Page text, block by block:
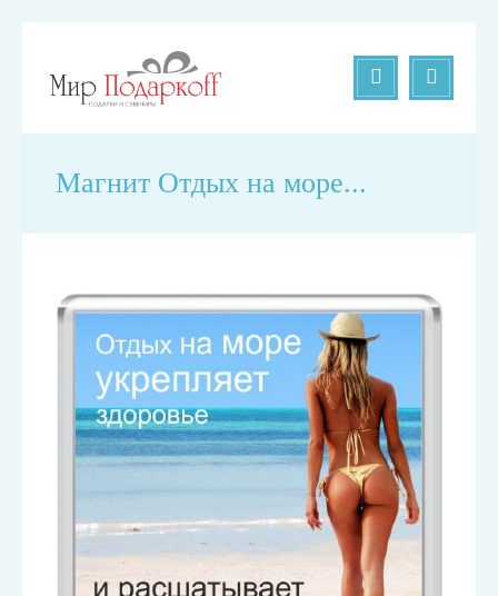
Магнит Отдых на море...